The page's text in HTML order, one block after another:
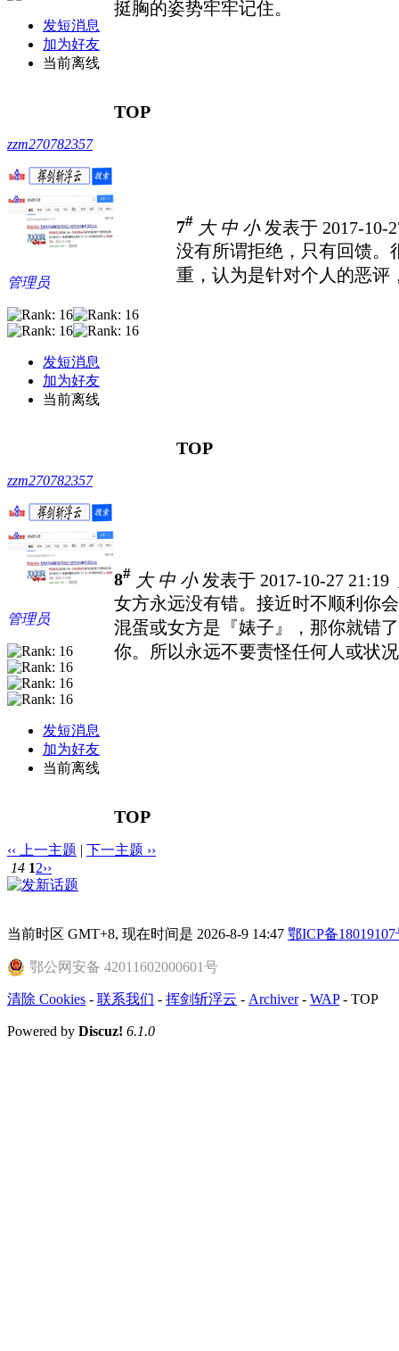
发短消息
加为好友
当前离线
挺胸的姿势牢牢记住。
TOP
zzm270782357
管理员
发短消息
加为好友
当前离线
7# 大 中 小发表于 2017-10-
没有所谓拒绝，只有回馈。
重，认为是针对个人的恶评
TOP
zzm270782357
管理员
发短消息
加为好友
当前离线
8# 大 中 小发表于 2017-10-27 21:19
女方永远没有错。接近时不顺利你
混蛋或女方是『婊子』，那你就错
你。所以永远不要责怪任何人或状
TOP
‹‹ 上一主题 | 下一主题 ››
14 12››
当前时区 GMT+8, 现在时间是 2026-8-9 14:47 鄂ICP备18019107
鄂公网安备 42011602000601号
清除 Cookies - 联系我们 - 挥剑斩浮云 - Archiver- WAP- TOP
Powered by Discuz! 6.1.0